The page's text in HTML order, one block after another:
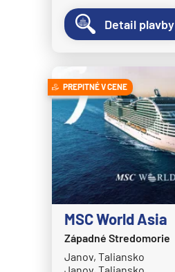
Detail plavby
PREPITNÉ V CENE
MSC World Asia
Západné Stredomorie
Janov, Taliansko
Janov, Taliansko